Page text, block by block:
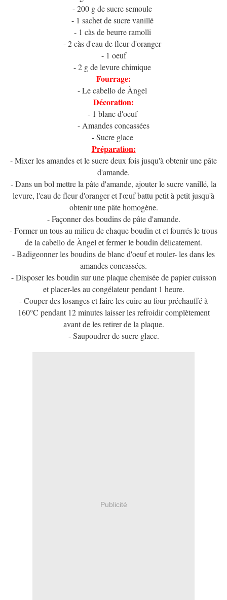
- 200 g de sucre semoule
- 1 sachet de sucre vanillé
- 1 càs de beurre ramolli
- 2 càs d'eau de fleur d'oranger
- 1 oeuf
- 2 g de levure chimique
Fourrage:
- Le cabello de Àngel
Décoration:
- 1 blanc d'oeuf
- Amandes concassées
- Sucre glace
Préparation:
- Mixer les amandes et le sucre deux fois jusqu'à obtenir une pâte
d'amande.
- Dans un bol mettre la pâte d'amande, ajouter le sucre vanillé, la
levure, l'eau de fleur d'oranger et l'œuf battu petit à petit jusqu'à
obtenir une pâte homogène.
- Façonner des boudins de pâte d'amande.
- Former un tous au milieu de chaque boudin et et fourrés le trous
de la cabello de Àngel et fermer le boudin délicatement.
- Badigeonner les boudins de blanc d'oeuf et rouler- les dans les
amandes concassées.
- Disposer les boudin sur une plaque chemisée de papier cuisson
et placer-les au congélateur pendant 1 heure.
- Couper des losanges et faire les cuire au four préchauffé à
160°C pendant 12 minutes laisser les refroidir complètement
avant de les retirer de la plaque.
- Saupoudrer de sucre glace.
Publicité